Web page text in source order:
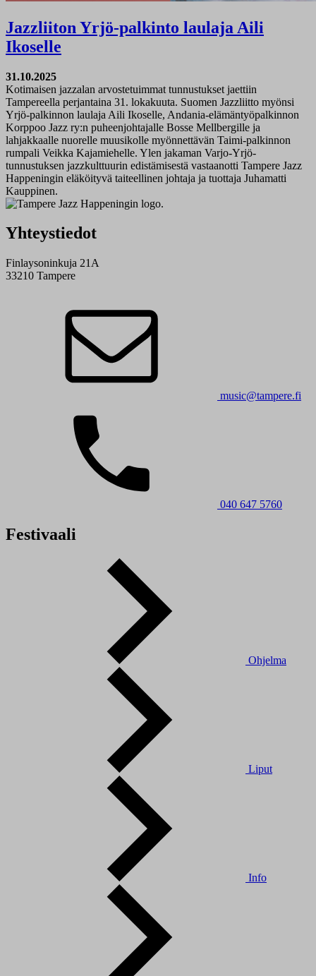
Jazzliiton Yrjö-palkinto laulaja Aili
Ikoselle
31.10.2025
Kotimaisen jazzalan arvostetuimmat tunnustukset jaettiin
Tampereella perjantaina 31. lokakuuta. Suomen Jazzliitto myönsi
Yrjö-palkinnon laulaja Aili Ikoselle, Andania-elämäntyöpalkinnon
Korppoo Jazz ry:n puheenjohtajalle Bosse Mellbergille ja
lahjakkaalle nuorelle muusikolle myönnettävän Taimi-palkinnon
rumpali Veikka Kajamiehelle. Ylen jakaman Varjo-Yrjö-
tunnustuksen jazzkulttuurin edistämisestä vastaanotti Tampere Jazz
Happeningin eläköityvä taiteellinen johtaja ja tuottaja Juhamatti
Kauppinen.
Yhteystiedot
Finlaysoninkuja 21A
33210 Tampere
music@tampere.fi
040 647 5760
Festivaali
Ohjelma
Liput
Info